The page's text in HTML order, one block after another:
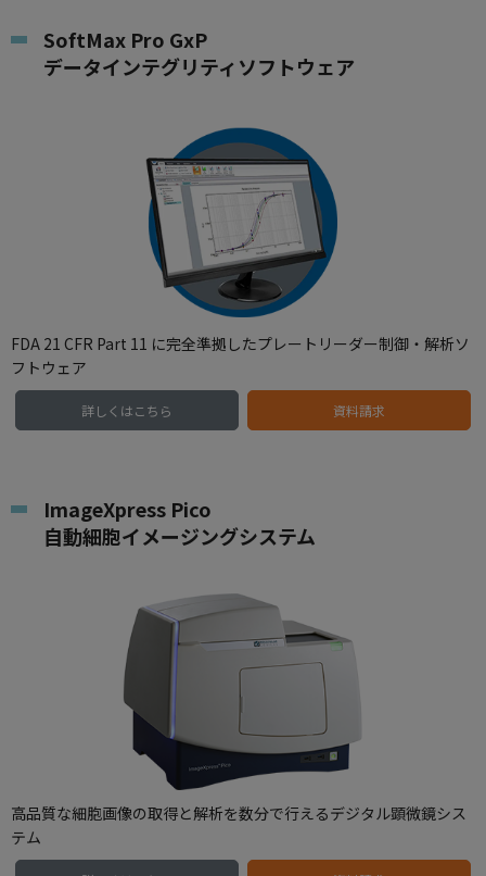
SoftMax Pro GxP
データインテグリティソフトウェア
FDA 21 CFR Part 11 に完全準拠したプレートリーダー制御・解析ソ
フトウェア
詳しくはこちら 資料請求
ImageXpress Pico
自動細胞イメージングシステム
高品質な細胞画像の取得と解析を数分で行えるデジタル顕微鏡シス
テム